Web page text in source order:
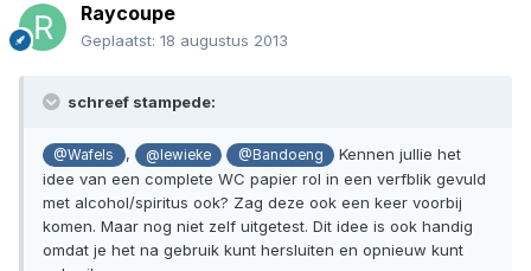
Raycoupe
Geplaatst: 18 augustus 2013
schreef stampede:
@Wafels , @lewieke @Bandoeng
Kennen jullie het
idee van een complete WC papier rol in een verfblik gevuld
met alcohol/spiritus ook? Zag deze ook een keer voorbij
komen. Maar nog niet zelf uitgetest. Dit idee is ook handig
omdat je het na gebruik kunt hersluiten en opnieuw kunt